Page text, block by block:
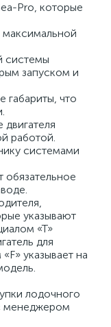
Pro, которые
системы
запуском и
что
работой.
системами
обязательное
указывают
«Т»
для
указывает на
лодочного
менеджером